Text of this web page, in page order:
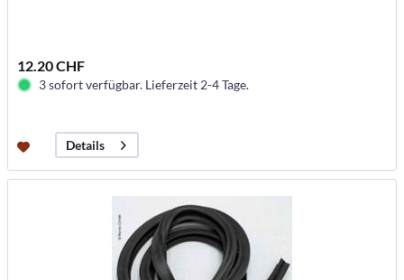
12.20 CHF
3 sofort verfügbar. Lieferzeit 2-4 Tage.
Details